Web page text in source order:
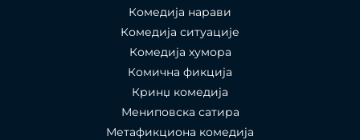
Комедија нарави
Комедија ситуације
Комедија хумора
Комична фикција
Кринџ комедија
Мениповска сатира
Метафикциона комедија